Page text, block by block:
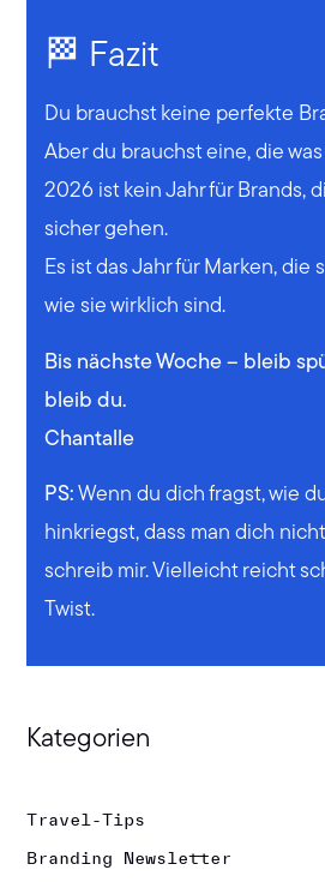
🏁 Fazit
Du brauchst keine perfekte
Aber du brauchst eine, die
2026 ist kein Jahr für Brands,
sicher gehen.
Es ist das Jahr für Marken, die
wie sie wirklich sind.
Bis nächste Woche – bleib
bleib du.
Chantalle
PS: Wenn du dich fragst, wie
hinkriegst, dass man dich
schreib mir. Vielleicht reicht
Twist.
Kategorien
Travel-Tips
Branding Newsletter